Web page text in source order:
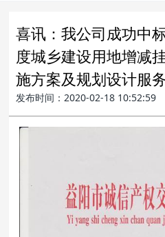
喜讯：我公司成功中
度城乡建设用地增减
施方案及规划设计服务
发布时间：2020-02-18 10:52:59